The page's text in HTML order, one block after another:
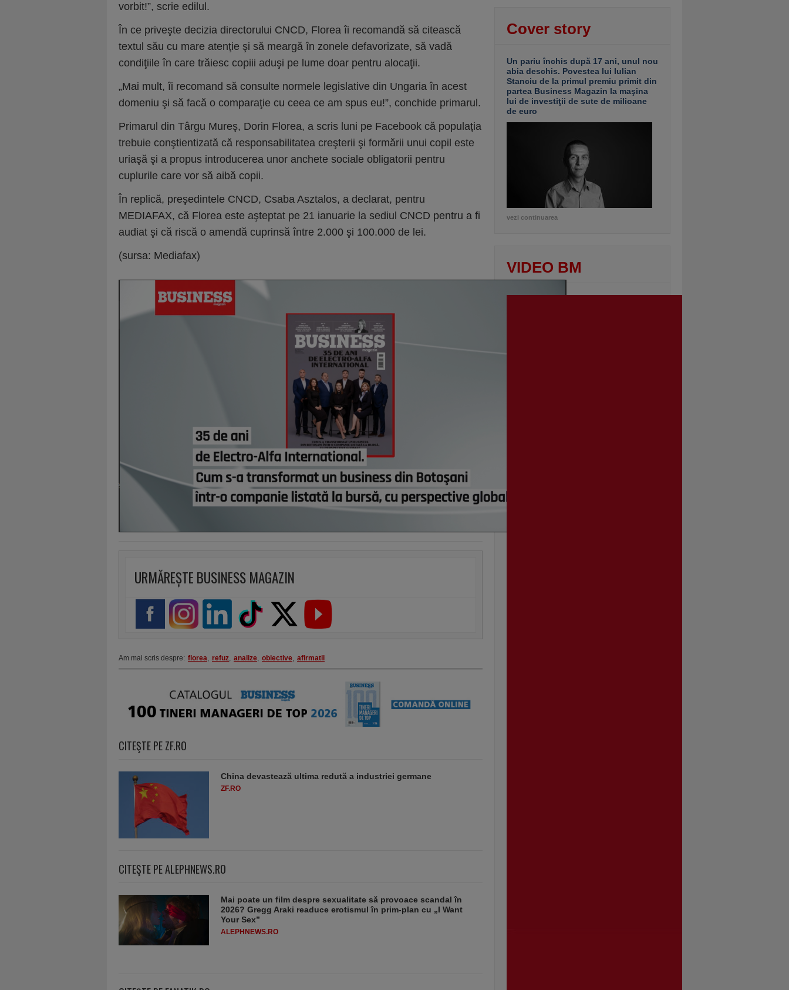
vorbit!”, scrie edilul.
În ce priveşte decizia directorului CNCD, Florea îi recomandă să citească
textul său cu mare atenţie şi să meargă în zonele defavorizate, să vadă
condiţiile în care trăiesc copiii aduşi pe lume doar pentru alocaţii.
„Mai mult, îi recomand să consulte normele legislative din Ungaria în acest
domeniu şi să facă o comparaţie cu ceea ce am spus eu!”, conchide primarul.
Primarul din Târgu Mureş, Dorin Florea, a scris luni pe Facebook că populaţia
trebuie conştientizată că responsabilitatea creşterii şi formării unui copil este
uriaşă şi a propus introducerea unor anchete sociale obligatorii pentru
cuplurile care vor să aibă copii.
În replică, preşedintele CNCD, Csaba Asztalos, a declarat, pentru
MEDIAFAX, că Florea este aşteptat pe 21 ianuarie la sediul CNCD pentru a fi
audiat şi că riscă o amendă cuprinsă între 2.000 şi 100.000 de lei.
(sursa: Mediafax)
URMĂREȘTE BUSINESS MAGAZIN
Am mai scris despre: florea, refuz, analize, obiective, afirmatii
CITEŞTE PE ZF.RO
China devastează ultima redută a industriei germane
ZF.RO
CITEŞTE PE ALEPHNEWS.RO
Mai poate un film despre sexualitate să provoace scandal în
2026? Gregg Araki readuce erotismul în prim-plan cu „I Want
Your Sex”
ALEPHNEWS.RO
Cover story
Un pariu închis după 17 ani, unul nou
abia deschis. Povestea lui Iulian
Stanciu de la primul premiu primit din
partea Business Magazin la maşina
lui de investiţii de sute de milioane
de euro
vezi continuarea
VIDEO BM